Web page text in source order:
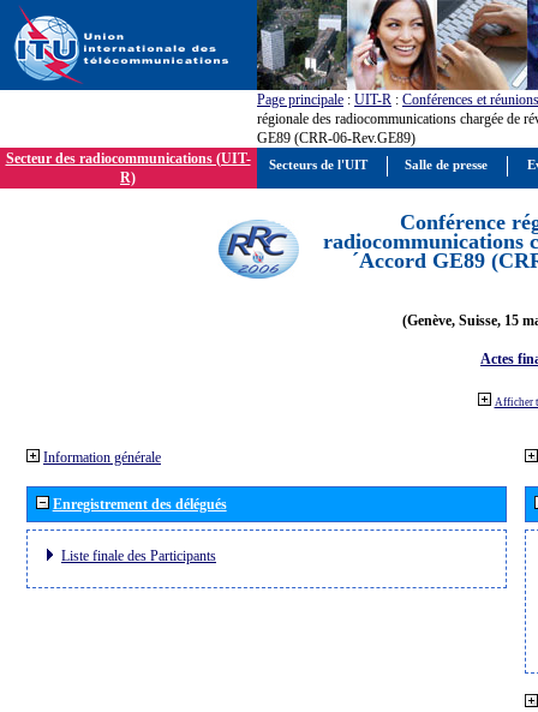
Page principale : UIT-R : Conférences et réunions
régionale des radiocommunications chargée de
GE89 (CRR-06-Rev.GE89)
Secteur des radiocommunications (UIT-
R)
Conférence
radiocommunications
´Accord GE89
(Genève, Suisse, 15
Actes
Afficher
Information générale
Enregistrement des délégués
Liste finale des Participants
Secteurs de l'UIT Salle de presse